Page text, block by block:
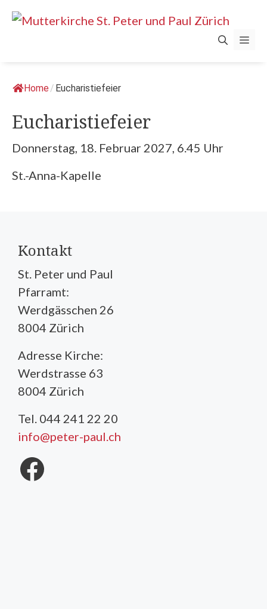
Springe
Home/ Eucharistiefeier
Eucharistiefeier
Donnerstag, 18. Februar 2027, 6.45 Uhr
St.-Anna-Kapelle
Kontakt
St. Peter und Paul
Pfarramt:
Werdgässchen 26
8004 Zürich
Adresse Kirche:
Werdstrasse 63
8004 Zürich
Tel. 044 241 22 20
info@peter-paul.ch
Facebook